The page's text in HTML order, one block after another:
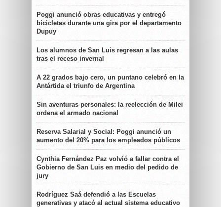
Poggi anunció obras educativas y entregó
bicicletas durante una gira por el departamento
Dupuy
Los alumnos de San Luis regresan a las aulas
tras el receso invernal
A 22 grados bajo cero, un puntano celebró en la
Antártida el triunfo de Argentina
Sin aventuras personales: la reelección de Milei
ordena el armado nacional
Reserva Salarial y Social: Poggi anunció un
aumento del 20% para los empleados públicos
Cynthia Fernández Paz volvió a fallar contra el
Gobierno de San Luis en medio del pedido de
jury
Rodríguez Saá defendió a las Escuelas
generativas y atacó al actual sistema educativo